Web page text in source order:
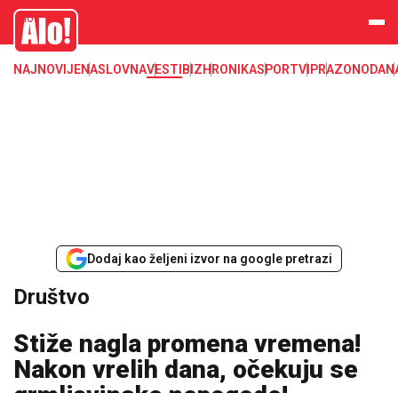
Društvo, društvene teme
Alo
NAJNOVIJENASLOVNAVESTI BIZHRONIKASPORTVIPRAZONODA
Dodaj kao željeni izvor na google pretrazi
Društvo
Stiže nagla promena vremena!
Nakon vrelih dana, očekuju se